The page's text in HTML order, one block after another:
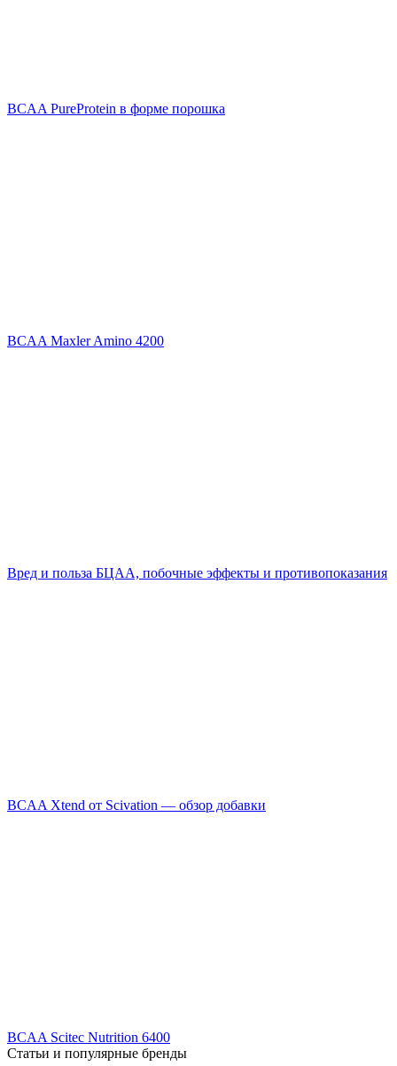
BCAA PureProtein в форме порошка
BCAA Maxler Amino 4200
Вред и польза БЦАА, побочные эффекты и противопоказания
BCAA Xtend от Scivation — обзор добавки
BCAA Scitec Nutrition 6400
Статьи и популярные бренды